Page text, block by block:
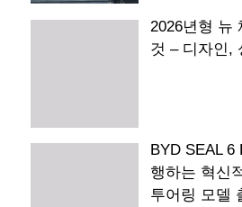
2026년형 뉴
것 – 디자인,
BYD SEAL
행하는 혁신
투어링 모델